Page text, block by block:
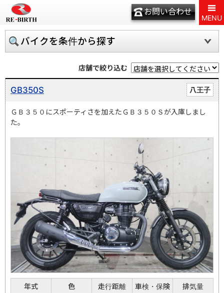
お問い合わせ
MENU
バイクを条件から探す
店舗で絞り込む
八王子
GB350S
ＧＢ３５０にスポーティさを加えたＧＢ３５０Ｓが入庫しまし
た。
年式 色 走行距離 車検・保険
排気量